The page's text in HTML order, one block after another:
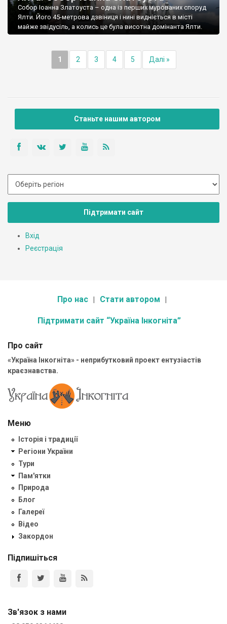
Собор Іоанна Златоуста – одна із перших мурованих споруд
Ялти. Його 45-метрова дзвіниця і нині видніється в місті
майже звідусіль, а колись це була висотна домінанта Ялти.
1 2 3 4 5 Далі »
Станьте нашим автором
Підтримати сайт
Вхід
Реєстрація
Про нас Стати автором
Підтримати сайт “Україна Інкогніта”
Про сайт
«Україна Інкогніта» - неприбутковий проект ентузіастів
краєзнавства.
Меню
Історія і традиції
Регіони України
Тури
Пам'ятки
Природа
Блог
Галереї
Відео
Закордон
Підпишіться
Зв'язок з нами